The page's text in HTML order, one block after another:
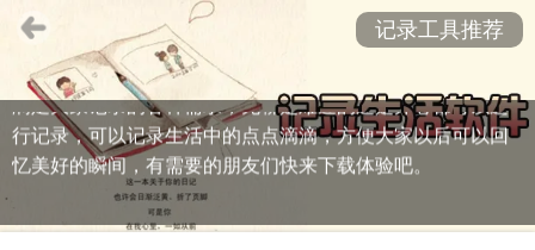
不管是我们的工作还是生活，很多时候都需要记录一些东
西，随身带着纸币是非常不方便的，本页面为大家准备了一
些好用的记录软件，这里提供的记录功能非常的全面，可以
满足大家记录的各种需求，无聊是难过的还是开心都可以进
行记录，可以记录生活中的点点滴滴，方便大家以后可以回
忆美好的瞬间，有需要的朋友们快来下载体验吧。
记录工具推荐